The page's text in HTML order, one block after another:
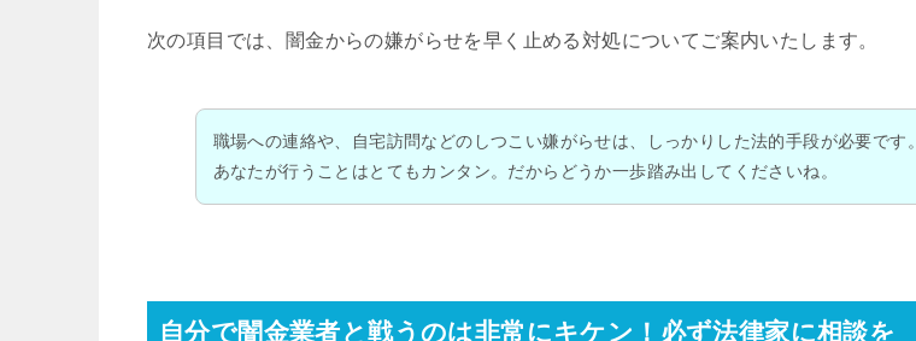
次の項目では、闇金からの嫌がらせを早く止める対処についてご案内いたします。
職場への連絡や、自宅訪問などのしつこい嫌がらせは、しっかりした法的手段が必要です。
あなたが行うことはとてもカンタン。だからどうか一歩踏み出してくださいね。
自分で闇金業者と戦うのは非常にキケン！必ず法律家に相談を